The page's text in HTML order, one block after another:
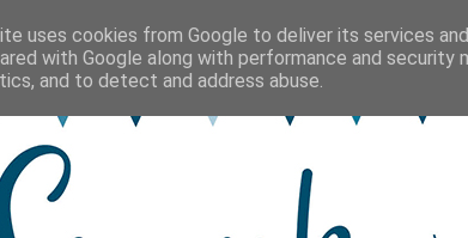
uses cookies from Google to deliver its services
with Google along with performance and
and to detect and address abuse.